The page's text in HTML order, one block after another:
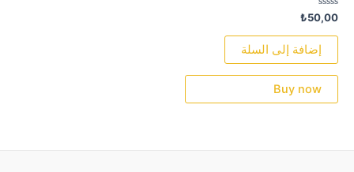
تم
التقييم
0
₺50,00
إضافة إلى السلة
Buy now